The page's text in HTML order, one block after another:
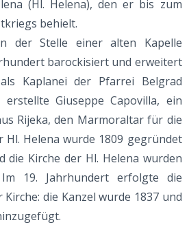
(Hl. Helena), den er bis zum
behielt.
der Stelle einer alten Kapelle
barockisiert und erweitert
Kaplanei der Pfarrei Belgrad
Giuseppe Capovilla, ein
Rijeka, den Marmoraltar für die
Hl. Helena wurde 1809 gegründet
die Kirche der Hl. Helena wurden
19. Jahrhundert erfolgte die
die Kanzel wurde 1837 und